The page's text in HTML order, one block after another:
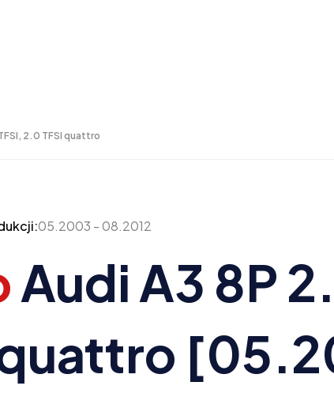
2.0 TFSI quattro
05.2003 - 08.2012
Audi A3 8P
quattro